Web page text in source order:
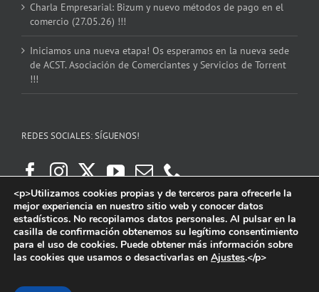
Charla Empresarial: Bizum y nuevo métodos de pago en el
comercio (27.05.26) !!!
Iniciamos una nueva etapa! Os esperamos en la nueva sede
de ACST. Asociación de Comerciantes y Servicios de Torrent
!!!
REDES SOCIALES: SÍGUENOS!
<p>Utilizamos cookies propias y de terceros para ofrecerle la
mejor experiencia en nuestro sitio web y conocer datos
estadísticos. No recopilamos datos personales. Al pulsar en la
casilla de confirmación obtenemos su legítimo consentimiento
para el uso de cookies. Puede obtener más información sobre
las cookies que usamos o desactivarlas en Ajustes.</p>